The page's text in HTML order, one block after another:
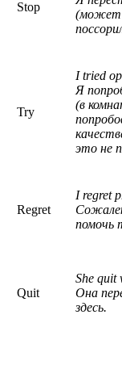
Stop
Try
Itried
Я
(в
это не
Regret
I regret
помочь
Quit
She quit
Она
здесь.